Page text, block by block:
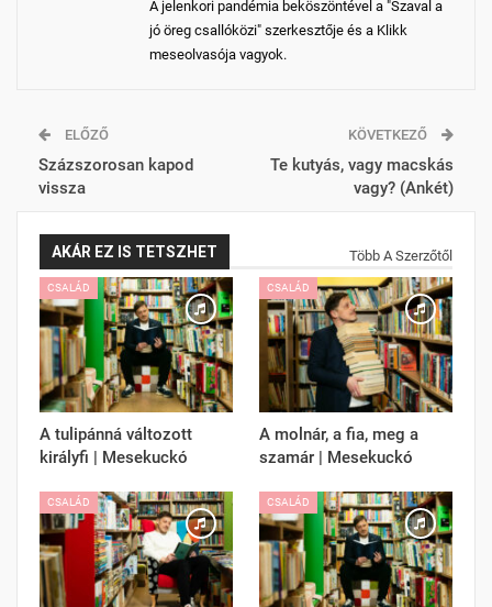
A jelenkori pandémia beköszöntével a "Szaval a
jó öreg csallóközi" szerkesztője és a Klikk
meseolvasója vagyok.
ELŐZŐ
Százszorosan kapod
vissza
KÖVETKEZŐ
Te kutyás, vagy macskás
vagy? (Ankét)
AKÁR EZ IS TETSZHET Több A Szerzőtől
CSALÁD
A tulipánná változott
királyfi | Mesekuckó
CSALÁD
A molnár, a fia, meg a
szamár | Mesekuckó
CSALÁD CSALÁD